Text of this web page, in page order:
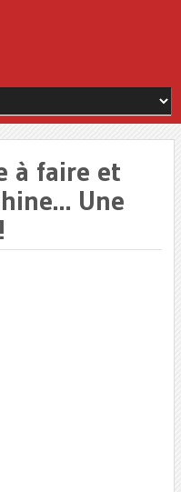
à faire et
Une